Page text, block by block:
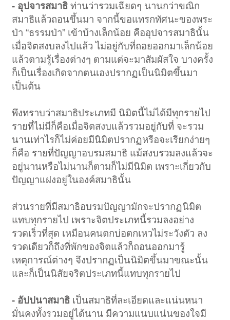
- อุปจารสมาธิท่านว่ารวมเฉียดๆ นานกว่าขณิก
สมาธิแล้วถอนขึ้นมา จากนี้ขอแทรกทัศนะของพระ
ป่า “ธรรมป่า” เข้าบ้างเล็กน้อย คืออุปจารสมาธินั้น
เมื่อจิตสงบลงไปแล้ว ไม่อยู่กับที่ถอยออกมาเล็กน้อย
แล้วตามรู้เรื่องต่างๆ ตามแต่จะมาสัมผัสใจ บางครั้ง
ก็เป็นเรื่องเกิดจากตนเองปรากฏเป็นนิมิตขึ้นมา
เป็นต้น
พึงทราบว่าสมาธิประเภทมี นิมิตนี้ไม่ได้มีทุกรายไป
รายที่ไม่มีก็คือเมื่อจิตสงบแล้วรวมอยู่กับที่ จะรวม
นานเท่าไรก็ไม่ค่อยมีนิมิตปรากฏหรือจะเรียกง่ายๆ
ก็คือ รายที่ปัญญาอบรมสมาธิ แม้สงบรวมลงแล้วจะ
อยู่นานหรือไม่นานก็ตามก็ไม่มีนิมิต เพราะเกี่ยวกับ
ปัญญาแฝงอยู่ในองค์สมาธินั้น
ส่วนรายที่มีสมาธิอบรมปัญญามักจะปรากฏนิมิต
แทบทุกรายไป เพราะจิตประเภทนี้รวมลงอย่าง
รวดเร็วที่สุด เหมือนคนตกบ่อตกเหวไม่ระวังตัว ลง
รวดเดียวก็ถึงที่พักของจิตแล้วก็ถอนออกมารู้
เหตุการณ์ต่างๆ จึงปรากฏเป็นนิมิตขึ้นมาขณะนั้น
และก็เป็นนิสัยจริตประเภทนี้แทบทุกรายไป
- อัปปนาสมาธิ เป็นสมาธิที่ละเอียดและแน่นหนา
มั่นคงทั้งรวมอยู่ได้นาน มีความแนบแน่นของใจมี